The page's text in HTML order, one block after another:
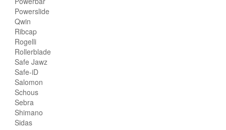
Powerslide
Qwin
Ribcap
Rogelli
Rollerblade
Safe Jawz
Safe-iD
Salomon
Schous
Sebra
Shimano
Sidas